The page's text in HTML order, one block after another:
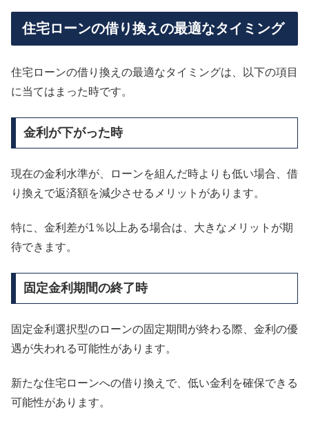
住宅ローンの借り換えの最適なタイミング
住宅ローンの借り換えの最適なタイミングは、以下の項目
に当てはまった時です。
金利が下がった時
現在の金利水準が、ローンを組んだ時よりも低い場合、借
り換えで返済額を減少させるメリットがあります。
特に、金利差が1％以上ある場合は、大きなメリットが期
待できます。
固定金利期間の終了時
固定金利選択型のローンの固定期間が終わる際、金利の優
遇が失われる可能性があります。
新たな住宅ローンへの借り換えで、低い金利を確保できる
可能性があります。